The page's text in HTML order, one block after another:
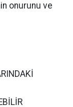
onurunu ve